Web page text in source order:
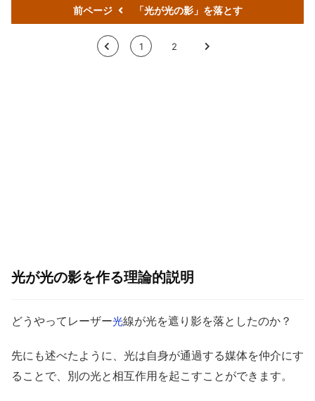
前ページ 「光が光の影」を落とす
< 1 2 >
光が光の影を作る理論的説明
どうやってレーザー光線が光を遮り影を落としたのか？
先にも述べたように、光は自身が通過する媒体を仲介にす
ることで、別の光と相互作用を起こすことができます。